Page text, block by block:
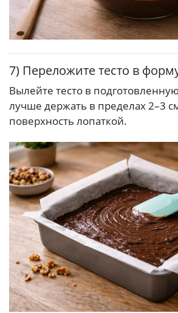
7) Переложите тесто в
Вылейте тесто в
лучше держать в пределах 2–3
поверхность лопаткой.